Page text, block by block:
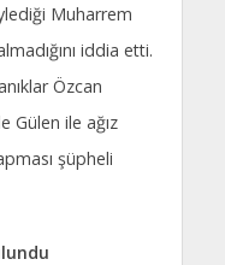
Muharrem
iddia etti.
Özcan
Gülen ile ağız
şüpheli